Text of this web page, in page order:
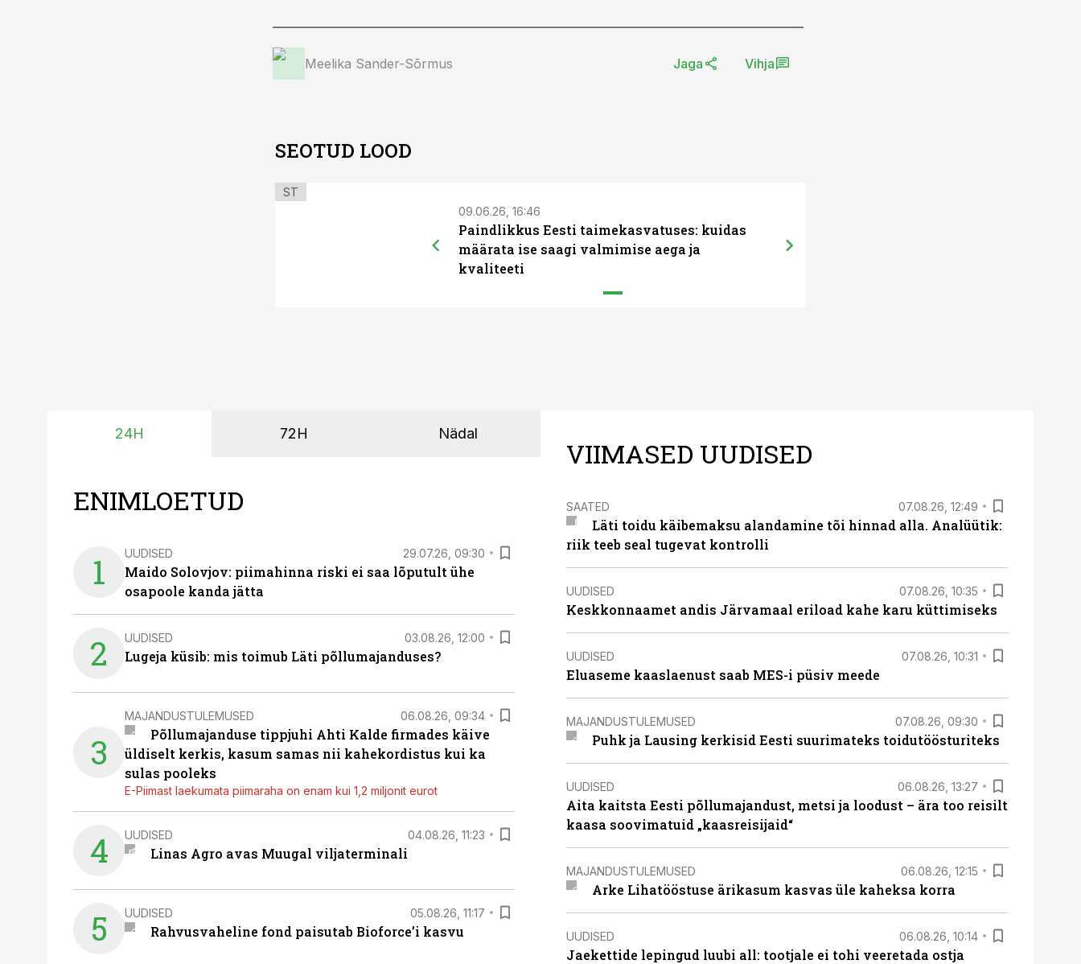
Meelika Sander-Sõrmus Jaga Vihja
SEOTUD LOOD
ST
09.06.26, 16:46
Paindlikkus Eesti taimekasvatuses: kuidas
määrata ise saagi valmimise aega ja
kvaliteeti
24H 72H Nädal
ENIMLOETUD
1 UUDISED 29.07.26, 09:30
Maido Solovjov: piimahinna riski ei saa lõputult ühe
osapoole kanda jätta
2 UUDISED 03.08.26, 12:00
Lugeja küsib: mis toimub Läti põllumajanduses?
3
MAJANDUSTULEMUSED 06.08.26, 09:34
Põllumajanduse tippjuhi Ahti Kalde firmades käive
üldiselt kerkis, kasum samas nii kahekordistus kui ka
sulas pooleks
E-Piimast laekumata piimaraha on enam kui 1,2 miljonit eurot
4 UUDISED 04.08.26, 11:23
Linas Agro avas Muugal viljaterminali
5 UUDISED 05.08.26, 11:17
Rahvusvaheline fond paisutab Bioforce’i kasvu
VIIMASED UUDISED
SAATED 07.08.26, 12:49
Läti toidu käibemaksu alandamine tõi hinnad alla. Analüütik:
riik teeb seal tugevat kontrolli
UUDISED 07.08.26, 10:35
Keskkonnaamet andis Järvamaal eriload kahe karu küttimiseks
UUDISED 07.08.26, 10:31
Eluaseme kaaslaenust saab MES-i püsiv meede
MAJANDUSTULEMUSED 07.08.26, 09:30
Puhk ja Lausing kerkisid Eesti suurimateks toidutöösturiteks
UUDISED 06.08.26, 13:27
Aita kaitsta Eesti põllumajandust, metsi ja loodust – ära too reisilt
kaasa soovimatuid „kaasreisijaid“
MAJANDUSTULEMUSED 06.08.26, 12:15
Arke Lihatööstuse ärikasum kasvas üle kaheksa korra
UUDISED 06.08.26, 10:14
Jaekettide lepingud luubi all: tootjale ei tohi veeretada ostja